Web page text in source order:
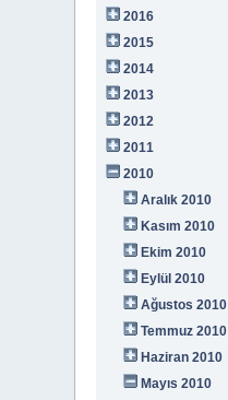
2016
2015
2014
2013
2012
2011
2010
Aralık 2010
Kasım 2010
Ekim 2010
Eylül 2010
Ağustos 2010
Temmuz 2010
Haziran 2010
Mayıs 2010